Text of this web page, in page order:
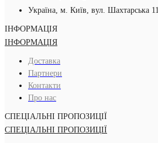
Україна, м. Київ, вул. Шахтарська 11
ІНФОРМАЦІЯ
ІНФОРМАЦІЯ
Доставка
Партнери
Контакти
Про нас
СПЕЦІАЛЬНІ ПРОПОЗИЦІЇ
СПЕЦІАЛЬНІ ПРОПОЗИЦІЇ